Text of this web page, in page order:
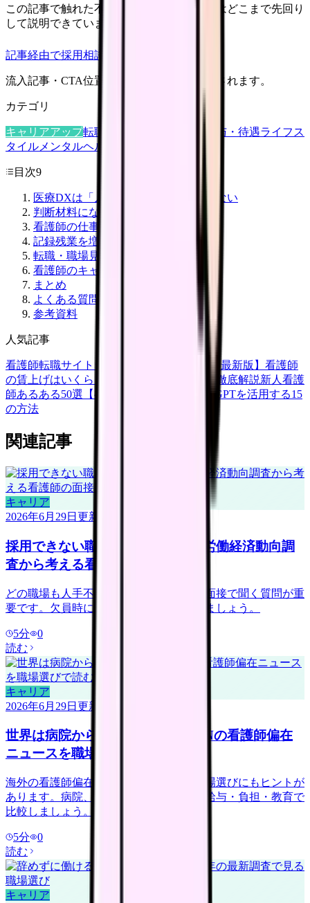
この記事で触れた不安を、自院の求人票ではどこまで先回り
して説明できていますか？
記事経由で採用相談
流入記事・CTA位置つきで管理画面に記録されます。
カテゴリ
キャリアアップ転職ガイド 給与・待遇ライフス
タイル メンタルヘルス
目次9
医療DXは「入れたら楽になる」ではない
判断材料になる一次情報
看護師の仕事に関係するポイント
記録残業を増やさないための確認項目
転職・職場見学で聞く質問
看護師のキャリアにどう効くか
まとめ
よくある質問
参考資料
人気記事
看護師転職サイトランキングTOP5【2026年最新版】 看護師
の賃上げはいくら？2026年度の最新情報を徹底解説新人看護
師あるある50選【共感必至】
看護師がChatGPTを活用する15
の方法
関連記事
キャリア
2026年6月29日 更新
採用できない職場を見抜くには？労働経済動向調
査から考える看護師の面接質問
どの職場も人手不足に見える時代こそ、面接で聞く質問が重
要です。欠員時に何を減らすかを確認しましょう。
5分
0
読む
キャリア
2026年6月29日 更新
世界は病院から地域・在宅へ？ICNの看護師偏在
ニュースを職場選びで読む
海外の看護師偏在ニュースは、日本の職場選びにもヒントが
あります。病院、訪問看護、地域ケアを給与・負担・教育で
比較しましょう。
5分
0
読む
キャリア